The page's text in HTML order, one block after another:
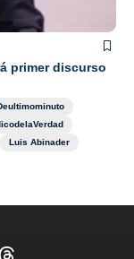
primer discurso
Luis Abinader